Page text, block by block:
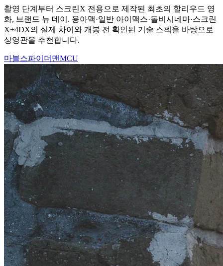
촬영 단계부터 스크린X 전용으로 제작된 최초의 할리우드 영
화, 브랜드 뉴 데이. 용아맥·일반 아이맥스·돌비시네마·스크린
X+4DX의 실제 차이와 개봉 전 확인된 기술 스펙을 바탕으로
상영관을 추천합니다.
마블스파이더맨MCU